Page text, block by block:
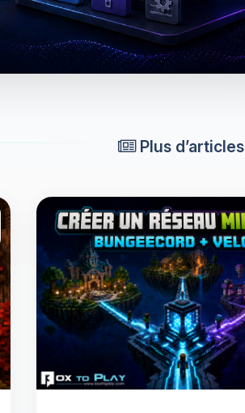
Plus d’articles